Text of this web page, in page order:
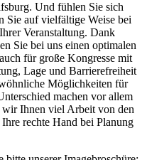
Und fühlen Sie sich
Sie auf vielfältige Weise bei
Veranstaltung. Dank
Sie bei uns einen optimalen
für große Kongresse mit
Lage und Barrierefreiheit
Möglichkeiten für
machen vor allem
wir Ihnen viel Arbeit von den
rechte Hand bei Planung